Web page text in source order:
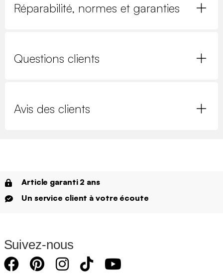
Réparabilité, normes et garanties
Questions clients
Avis des clients
Article garanti 2 ans
Un service client à votre écoute
Suivez-nous